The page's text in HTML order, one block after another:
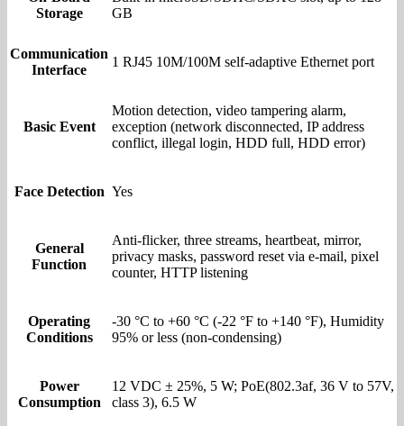
Storage
GB
Communication
Interface
1 RJ45 10M/100M self-adaptive Ethernet port
Basic Event
Motion detection, video tampering alarm,
exception (network disconnected, IP address
conflict, illegal login, HDD full, HDD error)
Face Detection Yes
General
Function
Anti-flicker, three streams, heartbeat, mirror,
privacy masks, password reset via e-mail, pixel
counter, HTTP listening
Operating
Conditions
-30 °C to +60 °C (-22 °F to +140 °F), Humidity
95% or less (non-condensing)
Power
Consumption
12 VDC ± 25%, 5 W; PoE(802.3af, 36 V to 57V,
class 3), 6.5 W